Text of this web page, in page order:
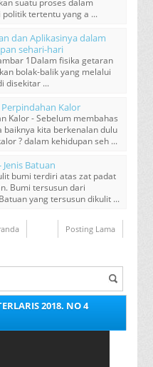
suatu proses dalam
tertentu yang a ...
dan Aplikasinya dalam
sehari-hari
1Dalam fisika getaran
bolak-balik yang melalui
disekitar ...
Kalor
Kalor - Sebelum membahas
baiknya kita berkenalan dulu
? dalam kehidupan seh ...
Jenis Batuan
bumi terdiri atas zat padat
Bumi tersusun dari
yang tersusun dikulit ...
Posting Lama
2018. NO 4